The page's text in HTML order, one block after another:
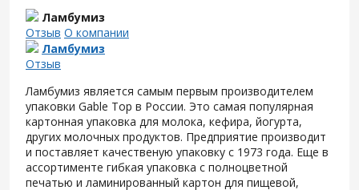
Ламбумиз
Отзыв О компании
Ламбумиз
Отзыв
Ламбумиз является самым первым производителем
упаковки Gable Top в России. Это самая популярная
картонная упаковка для молока, кефира, йогурта,
других молочных продуктов. Предприятие производит
и поставляет качественую упаковку с 1973 года. Еще в
ассортименте гибкая упаковка с полноцветной
печатью и ламинированный картон для пищевой,